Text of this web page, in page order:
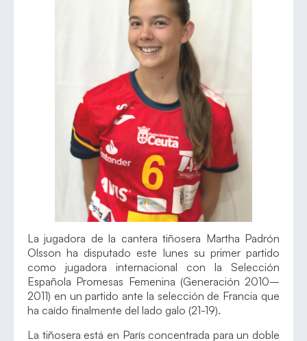
La jugadora de la cantera tiñosera Martha Padrón
Olsson ha disputado este lunes su primer partido
como jugadora internacional con la Selección
Española Promesas Femenina (Generación 2010–
2011) en un partido ante la selección de Francia que
ha caído finalmente del lado galo (21-19).
La tiñosera está en París concentrada para un doble